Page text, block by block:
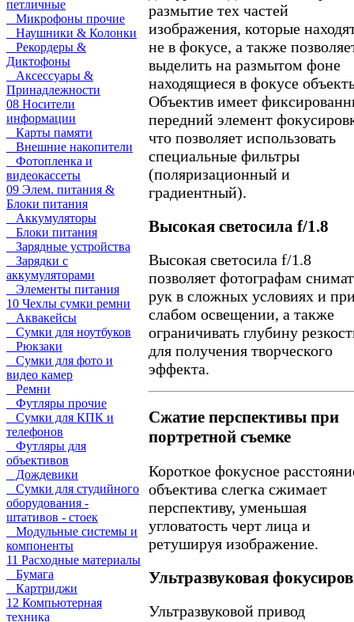
петличные
Микрофоны прочие
Наушники & Колонки
Рекордеры &
Диктофоны
Аксессуары &
Принадлежности
08 Носители
информации
Карты памяти
Внешние накопители
Фотопленка и
видеокассеты
09 Элем. питания &
Блоки питания
Аккумуляторы
Блоки питания
Зарядные устройства
Зарядки с
аккумуляторами
Элементы питания
10 Чехлы сумки ремни
Аквакейсы
Сумки для ноутбуков
Рюкзаки
Сумки для фото и
видео камер
Ремни
Футляры прочие
Сумки для КПК и
телефонов
Футляры для
объективов
Дождевики
Сумки для студийного
оборудования -
штативов - стоек
Модульные системы и
компоненты
11 Расходные материалы
Бумага
Картриджи
12 Компьютерная
техника
размытие тех частей
изображения, которые
не в фокусе, а также
выделить на размытом фоне
находящиеся в фокусе
Объектив имеет
передний элемент
что позволяет использовать
специальные фильтры
(поляризационный и
градиентный).
Высокая светосила f/1.8
Высокая светосила f/1.8
позволяет фотографам
рук в сложных условиях и
слабом освещении, а также
ограничивать глубину
для получения творческого
эффекта.
Сжатие перспективы при
портретной съемке
Короткое фокусное
объектива слегка сжимает
перспективу, уменьшая
угловатость черт лица и
ретушируя изображение.
Ультразвуковая
Ультразвуковой привод